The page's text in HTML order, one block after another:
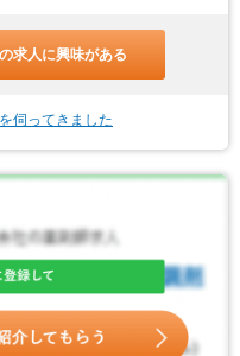
求人に興味がある
伺ってきました